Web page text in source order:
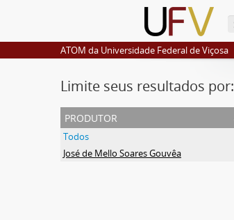
ATOM da Universidade Federal de Viçosa
Limite seus resultados por:
produtor
Todos
José de Mello Soares Gouvêa